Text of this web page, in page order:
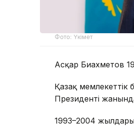
Фото: Үкімет
Асқар Биахметов
Қазақ мемлекеттік
Президенті
1993–2004